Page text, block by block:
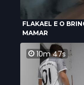
FLAKAEL E O
MAMAR
10m 47s